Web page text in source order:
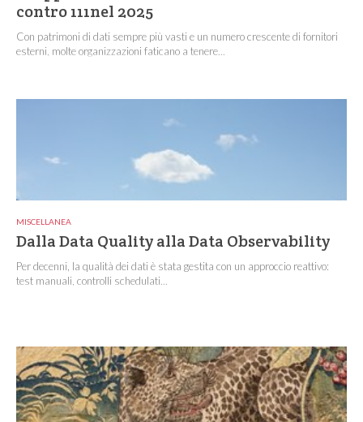
contro 111nel 2025
Con patrimoni di dati sempre più vasti e un numero crescente di fornitori
esterni, molte organizzazioni faticano a tenere...
MISCELLANEA
Dalla Data Quality alla Data Observability
Per decenni, la qualità dei dati è stata gestita con un approccio reattivo:
test manuali, controlli schedulati...